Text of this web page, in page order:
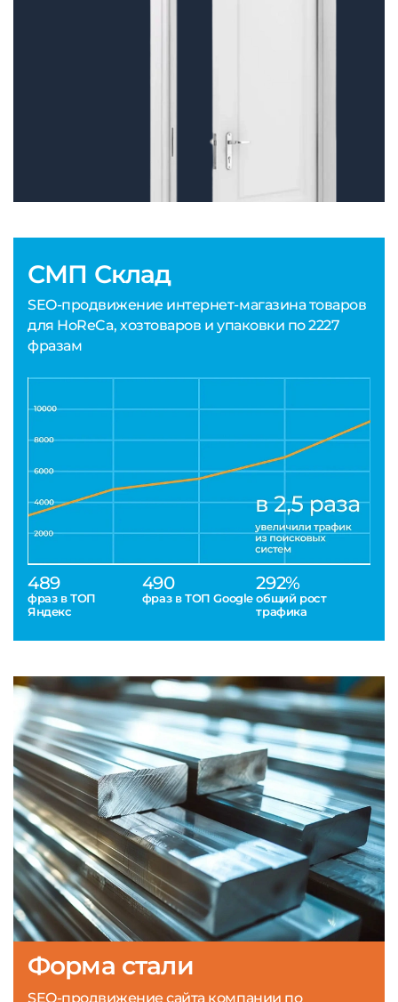
СМП Склад
SEO-продвижение интернет-магазина товаров
для HoReCa, хозтоваров и упаковки по 2227
фразам
489
фраз в ТОП
Яндекс
490
фраз в ТОП Google
292%
общий рост
трафика
Форма стали
SEO-продвижение сайта компании по